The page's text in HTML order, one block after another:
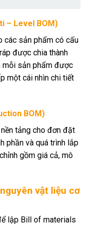
– Level BOM)
sản phẩm có cấu
được chia thành
mỗi sản phẩm được
một cái nhìn chi tiết
BOM)
tảng cho đơn đặt
phần và quá trình lắp
gồm giá cả, mô
vật liệu cơ
lập Bill of materials